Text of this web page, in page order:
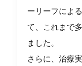
ーリーフによ
て、これまで
ました。
さらに、治療